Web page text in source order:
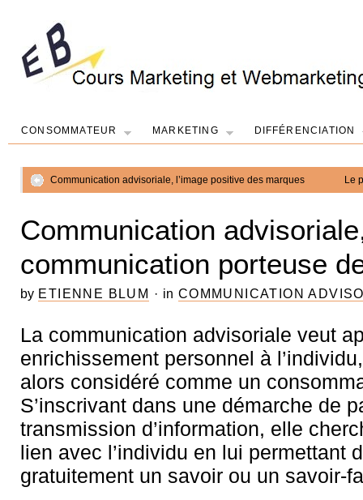
CONSOMMATEUR MARKETING DIFFÉRENCIATION
Communication advisoriale, l’image positive des marques Le
Communication
communication porteuse
by ETIENNE BLUM · in COMMUNICATION
La communication advisoriale veut
enrichissement personnel à
alors considéré comme un
S’inscrivant dans une démarche de
transmission d’information, elle
lien avec l’individu en lui permettant
gratuitement un savoir ou un savoir-